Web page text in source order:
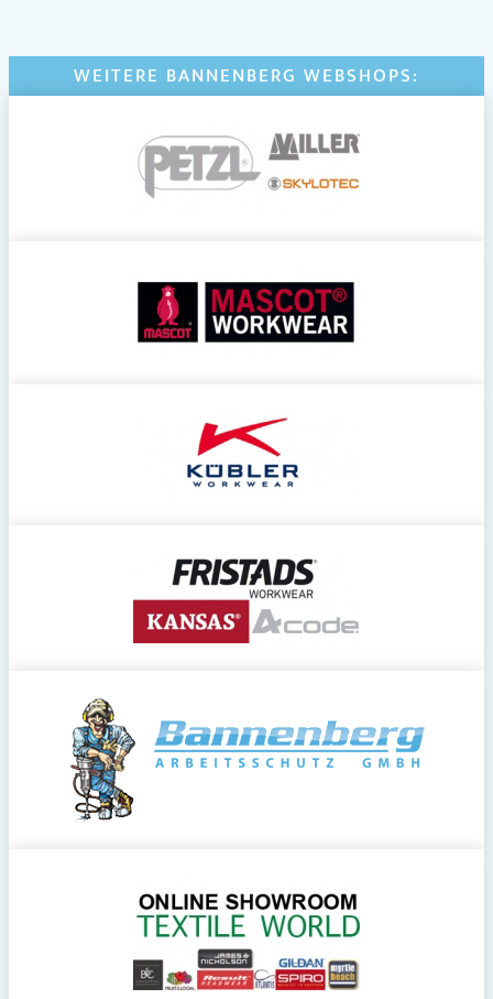
WEITERE BANNENBERG WEBSHOPS: